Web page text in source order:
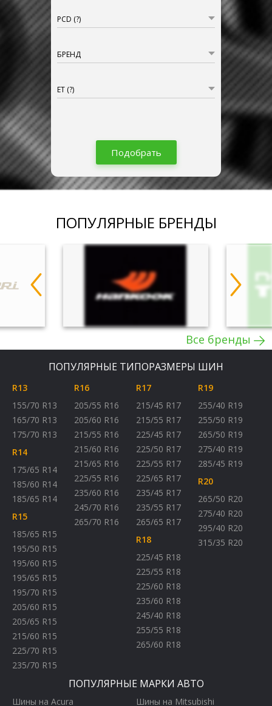
PCD (?)
БРЕНД
ET (?)
Подобрать
ПОПУЛЯРНЫЕ БРЕНДЫ
Все бренды
ПОПУЛЯРНЫЕ ТИПОРАЗМЕРЫ ШИН
R13
155/70 R13
165/70 R13
175/70 R13
R14
175/65 R14
185/60 R14
185/65 R14
R15
185/65 R15
195/50 R15
195/60 R15
195/65 R15
195/70 R15
205/60 R15
205/65 R15
215/60 R15
225/70 R15
235/70 R15
R16
205/55 R16
205/60 R16
215/55 R16
215/60 R16
215/65 R16
225/55 R16
235/60 R16
245/70 R16
265/70 R16
R17
215/45 R17
215/55 R17
225/45 R17
225/50 R17
225/55 R17
225/65 R17
235/45 R17
235/55 R17
265/65 R17
R18
225/45 R18
225/55 R18
225/60 R18
235/60 R18
245/40 R18
255/55 R18
265/60 R18
R19
255/40 R19
255/50 R19
265/50 R19
275/40 R19
285/45 R19
R20
265/50 R20
275/40 R20
295/40 R20
315/35 R20
ПОПУЛЯРНЫЕ МАРКИ АВТО
Шины на Acura Шины на Mitsubishi